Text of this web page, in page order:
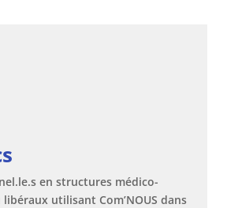
en structures médico-
utilisant Com’NOUS dans